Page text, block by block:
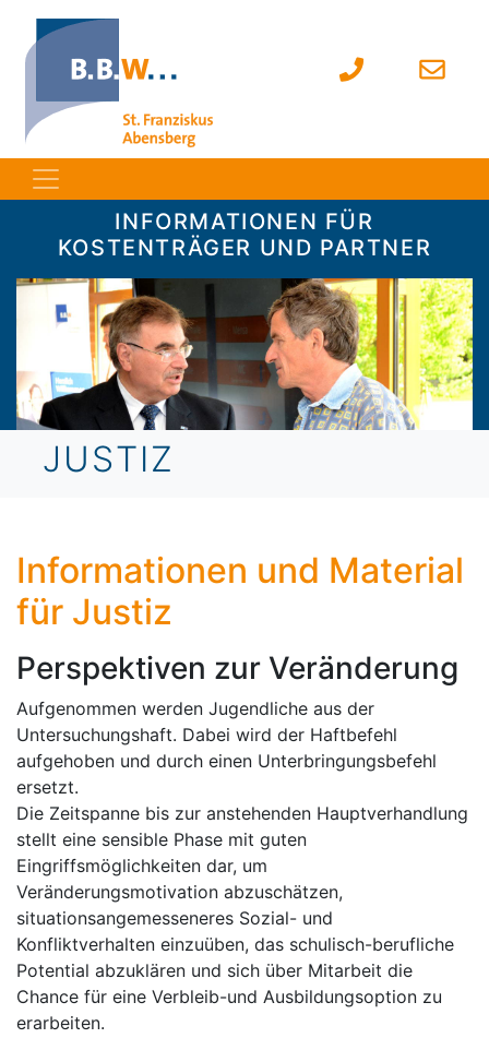
INFORMATIONEN FÜR
KOSTENTRÄGER UND PARTNER
JUSTIZ
Informationen und Material
für Justiz
Perspektiven zur Veränderung
Aufgenommen werden Jugendliche aus der
Untersuchungshaft. Dabei wird der Haftbefehl
aufgehoben und durch einen Unterbringungsbefehl
ersetzt.
Die Zeitspanne bis zur anstehenden Hauptverhandlung
stellt eine sensible Phase mit guten
Eingriffsmöglichkeiten dar, um
Veränderungsmotivation abzuschätzen,
situationsangemesseneres Sozial- und
Konfliktverhalten einzuüben, das schulisch-berufliche
Potential abzuklären und sich über Mitarbeit die
Chance für eine Verbleib-und Ausbildungsoption zu
erarbeiten.